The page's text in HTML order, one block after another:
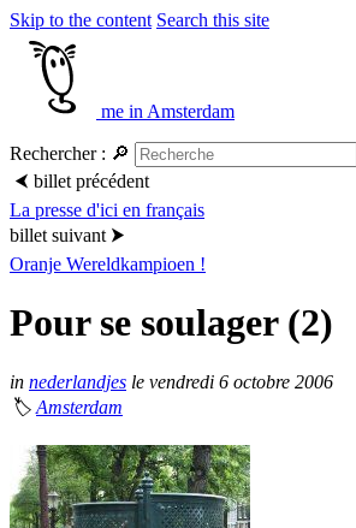
Skip to the content Search this site
me in Amsterdam
Rechercher : 🔎
⮜ billet précédent
La presse d'ici en français
billet suivant ⮞
Oranje Wereldkampioen !
Pour se soulager (2)
in nederlandjes le vendredi 6 octobre 2006
🏷 Amsterdam